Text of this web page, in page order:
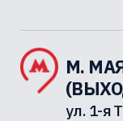
М.
ул. 1-я